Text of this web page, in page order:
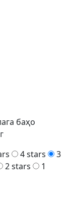
баҳо
4 stars
3
2 stars
1